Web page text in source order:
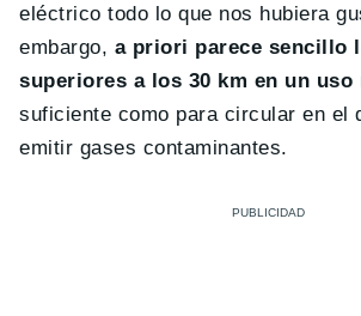
eléctrico todo lo que nos hubiera
embargo, a priori parece sencillo
superiores a los 30 km en un uso
suficiente como para circular en el
emitir gases contaminantes.